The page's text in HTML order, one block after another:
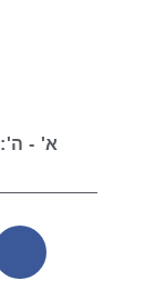
א' - ה': 07:30–17:30 ו': 07:30-13:30